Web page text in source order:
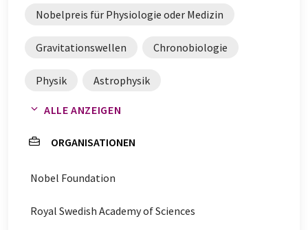
Nobelpreis für Physiologie oder Medizin
Gravitationswellen Chronobiologie
Physik Astrophysik
Kryo-Elektronenmikroskopie
Elektronenmikroskopie
circadianer Rhythmus
ALLE ANZEIGEN
ORGANISATIONEN
Nobel Foundation
Royal Swedish Academy of Sciences